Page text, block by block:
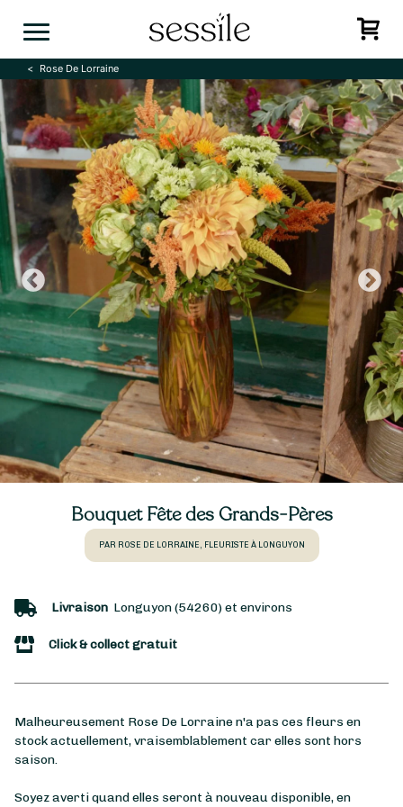
Rose De Lorraine
Previous
Bouquet Fête des Grands-Pères
PAR ROSE DE LORRAINE, FLEURISTE À LONGUYON
Livraison Longuyon (54260) et environs
Click & collect gratuit
Malheureusement Rose De Lorraine n'a pas ces fleurs en
stock actuellement, vraisemblablement car elles sont hors
saison.
Soyez averti quand elles seront à nouveau disponible, en